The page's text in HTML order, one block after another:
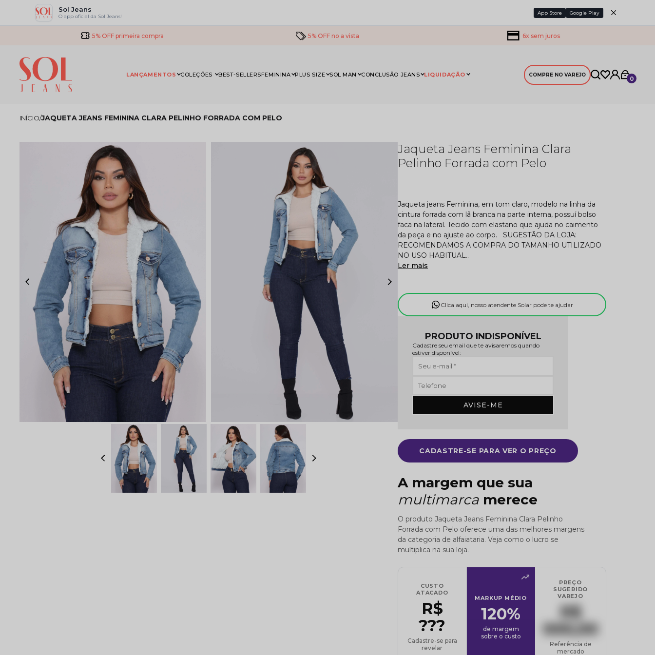
Sol Jeans
O app oficial da Sol Jeans!
App Store Google Play
5% OFF primeira compra 5% OFF no a vista 6x sem juros
LANÇAMENTOS COLEÇÕES BEST-SELLERSFEMININA PLUS SIZE SOL MAN CONCLUSÃO JEANS LIQUIDAÇÃO COMPRE NO VAREJO
0
JAQUETA JEANS FEMININA CLARA PELINHO FORRADA COM PELO
Jaqueta Jeans Feminina Clara
Pelinho Forrada com Pelo
CADASTRE-SE PARA VER O PREÇO
Jaqueta jeans Feminina, em tom claro, modelo na linha da
cintura forrada com lã branca na parte interna, possuí bolso
faca na lateral. Tecido com elastano que ajuda no caimento
da peça e no ajuste ao corpo. SUGESTÃO DA LOJA:
RECOMENDAMOS A COMPRA DO TAMANHO UTILIZADO
NO USO HABITUAL..
Ler mais
Clica aqui, nosso atendente Solar pode te ajudar
PRODUTO INDISPONÍVEL
Cadastre seu email que te avisaremos quando
estiver disponível:
AVISE-ME
A margem que sua
multimarca merece
O produto Jaqueta Jeans Feminina Clara Pelinho
Forrada com Pelo oferece uma das melhores margens
da categoria de alfaiataria. Veja como o lucro se
multiplica na sua loja.
CUSTO
ATACADO
R$
???
Cadastre-se para
revelar
MARKUP MÉDIO
120%
de margem
sobre o custo
PREÇO
SUGERIDO
VAREJO
R$
000,00
Referência de
mercado